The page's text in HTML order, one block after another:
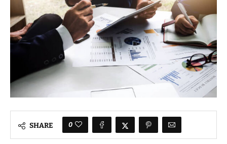
SHARE 0